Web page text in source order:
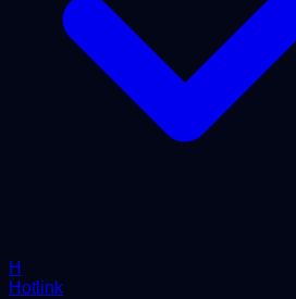
H
Hotlink